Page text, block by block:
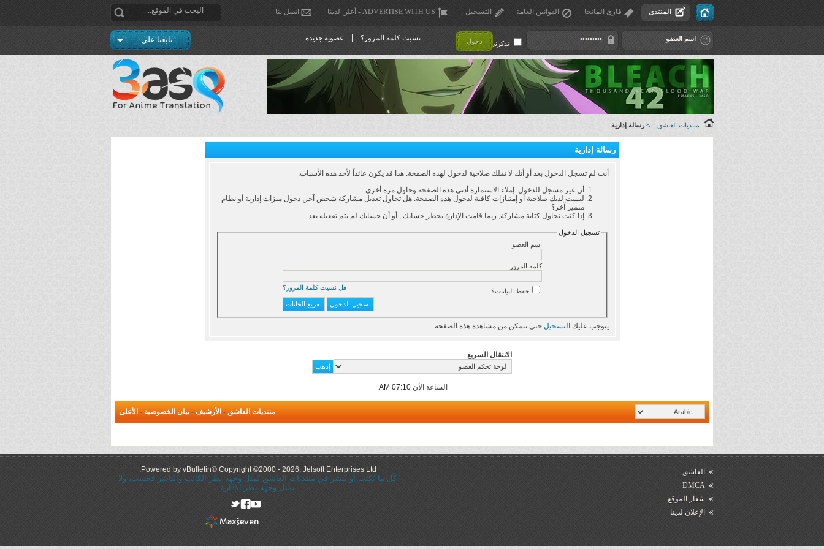
المنتدى قارئ المانجا القوانين العامة التسجيل ADVERTISE WITH US - أعلن لدينا اتصل بنا
تذكرني ! دخول نسيت كلمة المرور؟ عضوية جديدة تابعنا على
منتديات العاشق > رسالة إدارية
رسالة إدارية
أنت لم تسجل الدخول بعد أو أنك لا تملك صلاحية لدخول لهذه الصفحة. هذا قد يكون عائداً لأحد هذه الأسباب:
أن غير مسجل للدخول. إملاء الاستمارة أدنى هذه الصفحة وحاول مرة أخرى.
ليست لديك صلاحية أو إمتيازات كافية لدخول هذه الصفحة. هل تحاول تعديل مشاركة شخص آخر, دخول ميزات إدارية أو نظام
متميز آخر؟
إذا كنت تحاول كتابة مشاركة, ربما قامت الإدارة بحظر حسابك , أو أن حسابك لم يتم تفعيله بعد.
تسجيل الدخول
اسم العضو:
كلمة المرور:
هل نسيت كلمة المرور؟ حفظ البيانات؟
يتوجب عليك التسجيل حتى تتمكن من مشاهدة هذه الصفحة.
الانتقال السريع
الساعة الآن07:10 AM
.
منتديات العاشق - الأرشيف - بيان الخصوصية - الأعلى
العاشق
DMCA
شعار الموقع
الإعلان لدينا
Powered by vBulletin® Copyright ©2000 - 2026, Jelsoft Enterprises Ltd.
كُل ما يُكتب أو يُنشر في منتديات العاشق يُمثل وجهة نظر الكاتب والناشر فحسب، ولا
يمثل وجهه نظر الإدارة